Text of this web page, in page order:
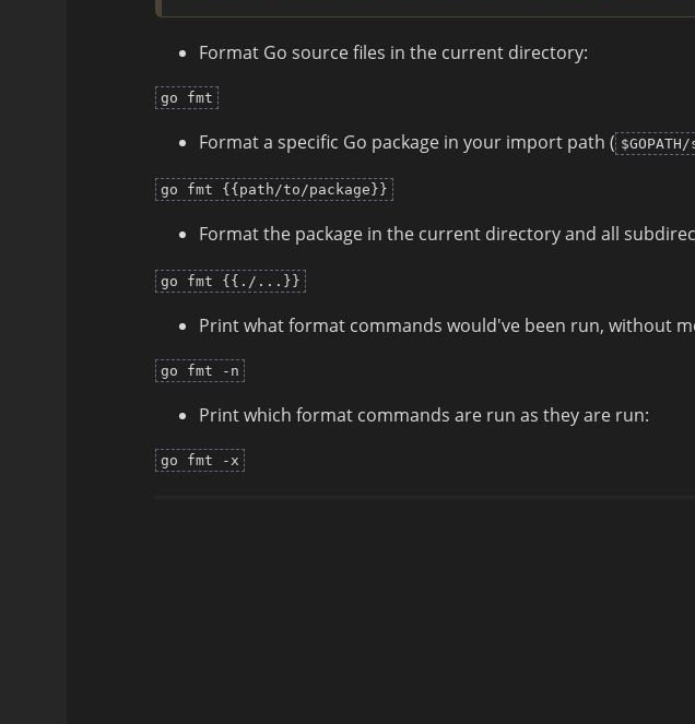
Format Go source files in the current directory:
go fmt
Format a specific Go package in your import path (
go fmt {{path/to/package}}
Format the package in the current directory and all
go fmt {{./...}}
Print what format commands would've been run, without
go fmt -n
Print which format commands are run as they are run:
go fmt -x